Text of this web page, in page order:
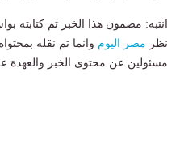
انتبه: مضمون هذا الخبر تم كتابته
نظر مصر اليوم وانما تم نقله
مسئولين عن محتوى الخبر والعهدة